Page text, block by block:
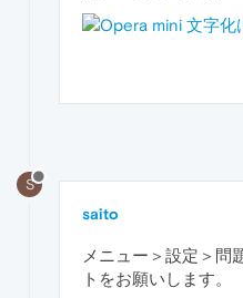
S
saito
メニュー＞設定＞問
トをお願いします。